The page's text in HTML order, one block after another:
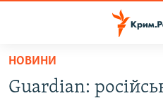
Перейти
основного
НОВИНИ
НОВИНИ
Guardian: